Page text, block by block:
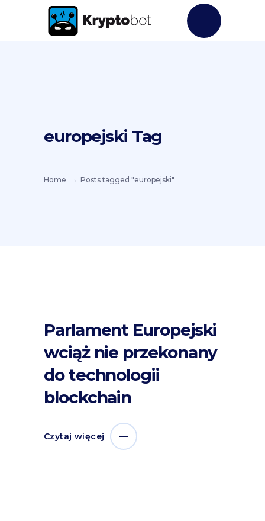
europejski Tag
Home Posts tagged "europejski"
Parlament Europejski
wciąż nie przekonany
do technologii
blockchain
Czytaj więcej